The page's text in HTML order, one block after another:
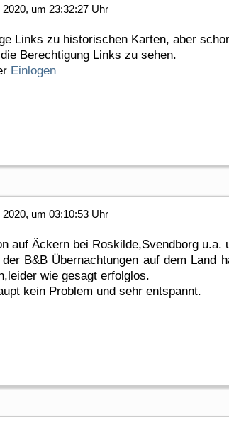
2020, um 23:32:27 Uhr
Links zu historischen Karten, aber
Berechtigung Links zu sehen.
Einlogen
2020, um 03:10:53 Uhr
auf Äckern bei Roskilde,Svendborg
B&B Übernachtungen auf dem
wie gesagt erfolglos.
kein Problem und sehr entspannt.